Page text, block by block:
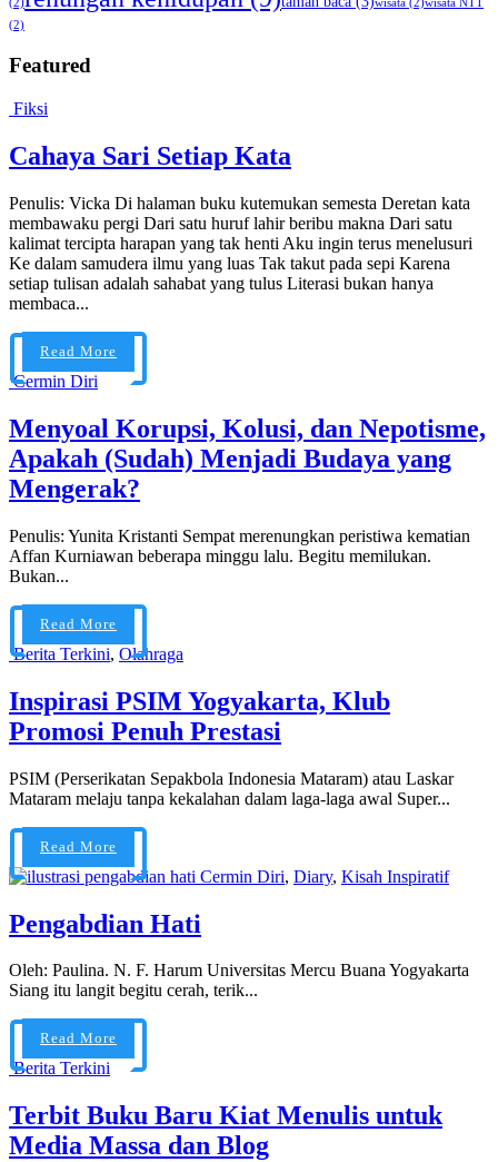
(2) wisata (2)wisata NTT
(2)
Featured
Fiksi
Cahaya Sari Setiap Kata
Penulis: Vicka Di halaman buku kutemukan semesta Deretan kata
membawaku pergi Dari satu huruf lahir beribu makna Dari satu
kalimat tercipta harapan yang tak henti Aku ingin terus menelusuri
Ke dalam samudera ilmu yang luas Tak takut pada sepi Karena
setiap tulisan adalah sahabat yang tulus Literasi bukan hanya
membaca...
Read More
Cermin Diri
Menyoal Korupsi, Kolusi, dan Nepotisme,
Apakah (Sudah) Menjadi Budaya yang
Mengerak?
Penulis: Yunita Kristanti Sempat merenungkan peristiwa kematian
Affan Kurniawan beberapa minggu lalu. Begitu memilukan.
Bukan...
Read More
Berita Terkini, Olahraga
Inspirasi PSIM Yogyakarta, Klub
Promosi Penuh Prestasi
PSIM (Perserikatan Sepakbola Indonesia Mataram) atau Laskar
Mataram melaju tanpa kekalahan dalam laga-laga awal Super...
Read More
Cermin Diri, Diary, Kisah Inspiratif
Pengabdian Hati
Oleh: Paulina. N. F. Harum Universitas Mercu Buana Yogyakarta
Siang itu langit begitu cerah, terik...
Read More
Berita Terkini
Terbit Buku Baru Kiat Menulis untuk
Media Massa dan Blog